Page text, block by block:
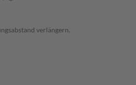
verlängern.